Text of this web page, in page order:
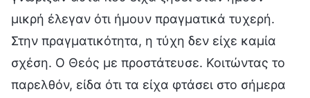
μικρή έλεγαν ότι ήμουν πραγματικά τυχερή.
Στην πραγματικότητα, η τύχη δεν είχε καμία
σχέση. Ο Θεός με προστάτευσε. Κοιτώντας το
παρελθόν, είδα ότι τα είχα φτάσει στο σήμερα